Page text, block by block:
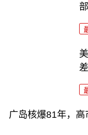
广岛核爆81年，高